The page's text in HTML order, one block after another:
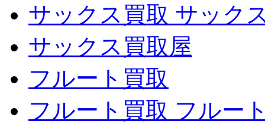
サックス買取 サック
サックス買取屋
フルート買取
フルート買取 フルー